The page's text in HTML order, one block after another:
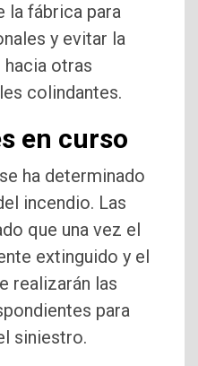
la fábrica para
y evitar la
otras
colindantes.
en curso
ha determinado
incendio. Las
que una vez el
extinguido y el
realizarán las
para
siniestro.